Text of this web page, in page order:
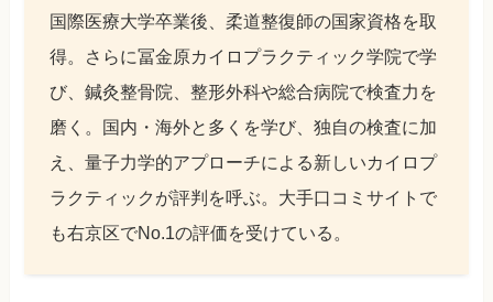
国際医療大学卒業後、柔道整復師の国家資格を取
得。さらに冨金原カイロプラクティック学院で学
び、鍼灸整骨院、整形外科や総合病院で検査力を
磨く。国内・海外と多くを学び、独自の検査に加
え、量子力学的アプローチによる新しいカイロプ
ラクティックが評判を呼ぶ。大手口コミサイトで
も右京区でNo.1の評価を受けている。